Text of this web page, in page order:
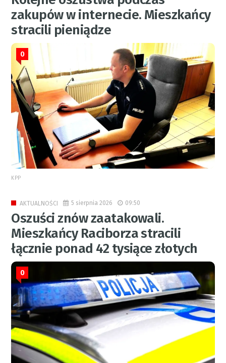
zakupów w internecie. Mieszkańcy
stracili pieniądze
0
KPP
AKTUALNOŚCI 5 sierpnia 2026 09:50
Oszuści znów zaatakowali.
Mieszkańcy Raciborza stracili
łącznie ponad 42 tysiące złotych
0